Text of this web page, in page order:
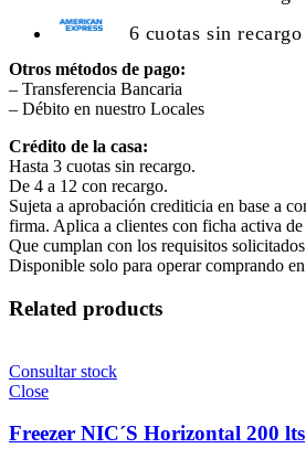
6 cuotas sin recargo
Otros métodos de pago:
– Transferencia Bancaria
– Débito en nuestro Locales
Crédito de la casa:
Hasta 3 cuotas sin recargo.
De 4 a 12 con recargo.
Sujeta a aprobación crediticia en base a
firma. Aplica a clientes con ficha activa
Que cumplan con los requisitos
Disponible solo para operar comprando
Related products
Consultar stock
Close
Freezer NIC´S Horizontal 200 lts